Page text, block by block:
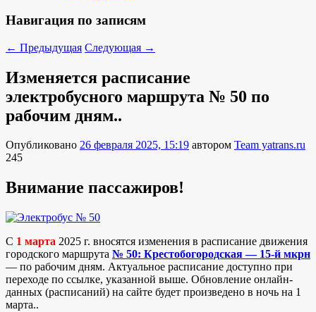
Навигация по записям
← Предыдущая Следующая →
Изменяется расписание
электробусного маршрута № 50 по
рабочим дням..
Опубликовано 26 февраля 2025, 15:19 автором Team yatrans.ru
245
Внимание пассажиров!
С 1 марта 2025 г. вносятся изменения в расписание движения
городского маршрута № 50: Крестобогородская — 15-й мкрн
— по рабочим дням. Актуальное расписание доступно при
переходе по ссылке, указанной выше. Обновление онлайн-
данных (расписаний) на сайте будет произведено в ночь на 1
марта..